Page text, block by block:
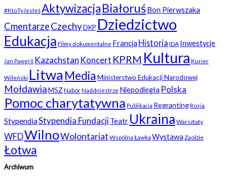
#KtoTyJesteśAktywizacjaBiałoruśBon Pierwszaka
CmentarzeCzechyDKP Dziedzictwo
Edukacja Filmy dokumentalne Francja Historia IDA Inwestycje
Jan Paweł II Kazachstan Koncert KPRM Kultura Kurier
Wileński Litwa MediaMinisterstwo Edukacji Narodowej
MołdawiaMSZ NabórNaddniestrze Niepodległa Polska
Pomoc charytatywna Publikacja RegrantingRosja
StypendiaStypendia FundacjiTeatr Ukraina Warsztaty
WFDWilnoWolontariat Wspólna Ławka Wystawa Zaolzie
Łotwa
Archiwum